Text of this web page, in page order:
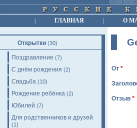
ГЛАВНАЯ О
Открытки (30)
Поздравление (7)
С днём рождения (2)
Свадьба (10)
Рождение ребёнка (2)
Юбилей (7)
Для родственников и друзей
(1)
От *
Отзыв *